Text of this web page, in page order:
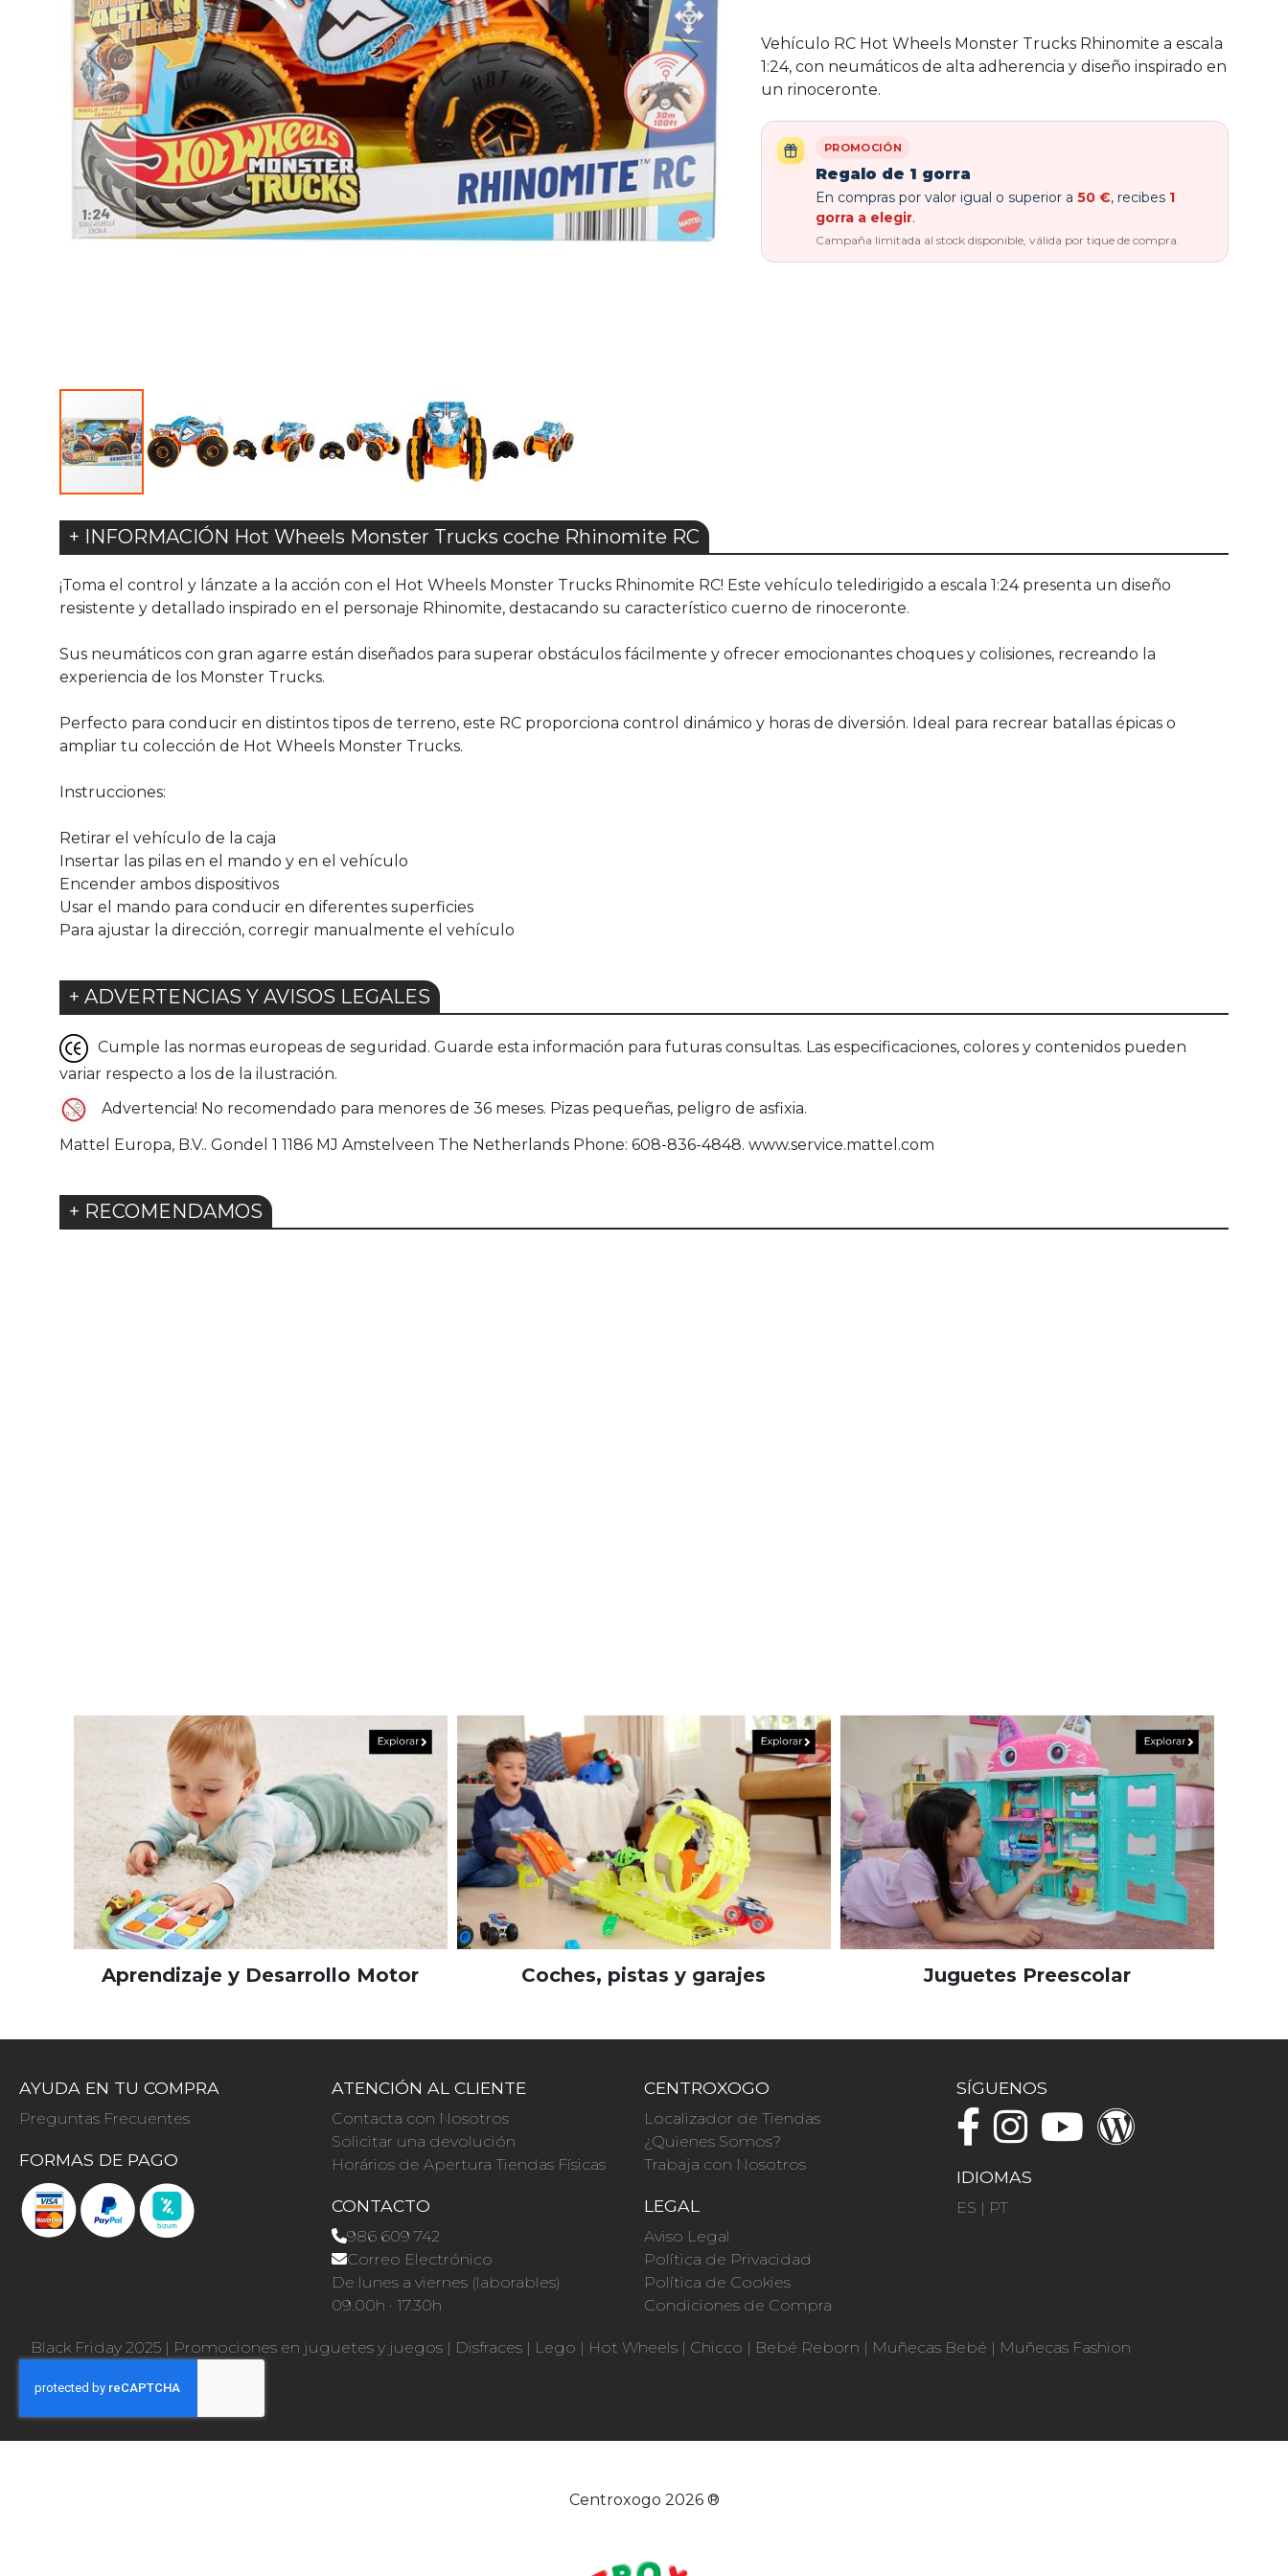
Vehículo RC Hot Wheels Monster Trucks Rhinomite a escala
1:24, con neumáticos de alta adherencia y diseño inspirado en
un rinoceronte.
PROMOCIÓN
Regalo de 1 gorra
En compras por valor igual o superior a 50 €, recibes 1
gorra a elegir.
Campaña limitada al stock disponible, válida por tique de compra.
+ INFORMACIÓN Hot Wheels Monster Trucks coche Rhinomite RC
¡Toma el control y lánzate a la acción con el Hot Wheels Monster Trucks Rhinomite RC! Este vehículo teledirigido a escala 1:24 presenta un diseño
resistente y detallado inspirado en el personaje Rhinomite, destacando su característico cuerno de rinoceronte.
Sus neumáticos con gran agarre están diseñados para superar obstáculos fácilmente y ofrecer emocionantes choques y colisiones, recreando la
experiencia de los Monster Trucks.
Perfecto para conducir en distintos tipos de terreno, este RC proporciona control dinámico y horas de diversión. Ideal para recrear batallas épicas o
ampliar tu colección de Hot Wheels Monster Trucks.
Instrucciones:
Retirar el vehículo de la caja
Insertar las pilas en el mando y en el vehículo
Encender ambos dispositivos
Usar el mando para conducir en diferentes superficies
Para ajustar la dirección, corregir manualmente el vehículo
+ ADVERTENCIAS Y AVISOS LEGALES
Cumple las normas europeas de seguridad. Guarde esta información para futuras consultas. Las especificaciones, colores y contenidos pueden
variar respecto a los de la ilustración.
Advertencia! No recomendado para menores de 36 meses. Pizas pequeñas, peligro de asfixia.
Mattel Europa, B.V.. Gondel 1 1186 MJ Amstelveen The Netherlands Phone: 608-836-4848. www.service.mattel.com
+ RECOMENDAMOS
Aprendizaje y Desarrollo Motor Coches, pistas y garajes Juguetes Preescolar
AYUDA EN TU COMPRA
Preguntas Frecuentes
FORMAS DE PAGO
ATENCIÓN AL CLIENTE
Contacta con Nosotros
Solicitar una devolución
Horários de Apertura Tiendas Físicas
CONTACTO
986 609 742
Correo Electrónico
De lunes a viernes (laborables)
09.00h · 17.30h
CENTROXOGO
Localizador de Tiendas
¿Quienes Somos?
Trabaja con Nosotros
LEGAL
Aviso Legal
Política de Privacidad
Política de Cookies
Condiciones de Compra
SÍGUENOS
IDIOMAS
ES | PT
Black Friday 2025 | Promociones en juguetes y juegos | Disfraces | Lego | Hot Wheels | Chicco | Bebé Reborn | Muñecas Bebé | Muñecas Fashion
Centroxogo 2026 ®